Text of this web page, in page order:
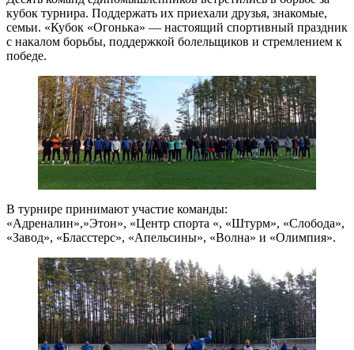
кубок турнира. Поддержать их приехали друзья, знакомые,
семьи. «Кубок «Огонька» — настоящий спортивный праздник
с накалом борьбы, поддержкой болельщиков и стремлением к
победе.
В турнире принимают участие команды:
«Адреналин»,»Этон», «Центр спорта «, «Штурм», «Слобода»,
«Завод», «Бласстерс», «Апельсины», «Волна» и «Олимпия».